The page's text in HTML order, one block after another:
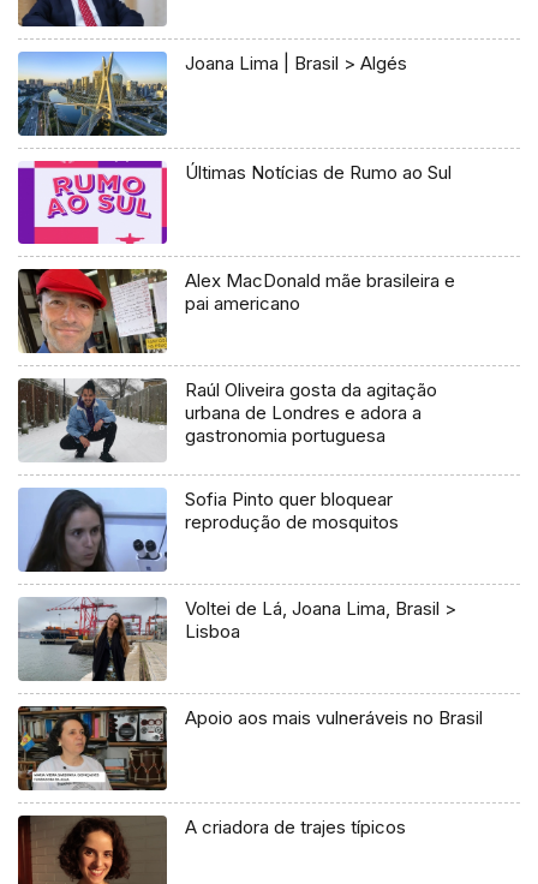
Joana Lima | Brasil > Algés
Últimas Notícias de Rumo ao Sul
Alex MacDonald mãe brasileira e
pai americano
Raúl Oliveira gosta da agitação
urbana de Londres e adora a
gastronomia portuguesa
Sofia Pinto quer bloquear
reprodução de mosquitos
Voltei de Lá, Joana Lima, Brasil >
Lisboa
Apoio aos mais vulneráveis no Brasil
A criadora de trajes típicos